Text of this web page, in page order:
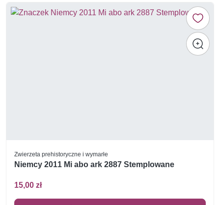
Zwierzeta prehistoryczne i wymarłe
Niemcy 2011 Mi abo ark 2887 Stemplowane
15,00 zł